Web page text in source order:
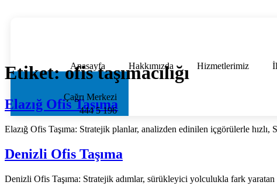
Anasayfa Hakkımızda Hizmetlerimiz
Çağrı Merkezi
444 5 196
Etiket:ofis taşımacılığı
Elazığ Ofis Taşıma
Elazığ Ofis Taşıma: Stratejik planlar, analizden edinilen içgörülerle
Denizli Ofis Taşıma
Denizli Ofis Taşıma: Stratejik adımlar, sürükleyici yolculukla fark